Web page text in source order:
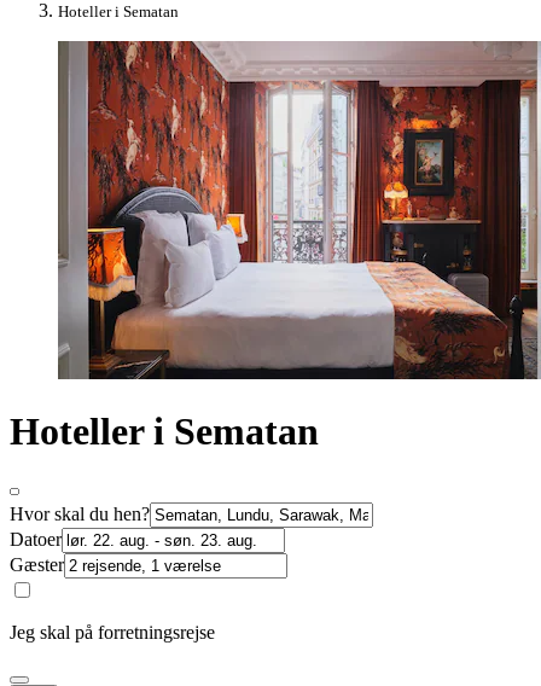
Hoteller i Sematan
Hoteller i Sematan
Hvor skal du hen?
Datoer
Gæster
Jeg skal på forretningsrejse